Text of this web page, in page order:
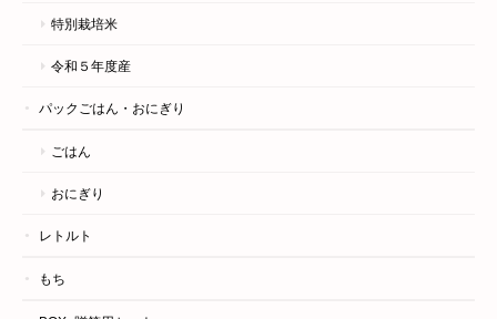
特別栽培米
令和５年度産
パックごはん・おにぎり
ごはん
おにぎり
レトルト
もち